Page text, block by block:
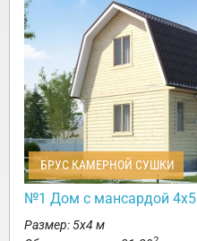
БРУС КАМЕРНОЙ СУШКИ
№1 Дом с мансардой 4х5
Размер: 5х4 м